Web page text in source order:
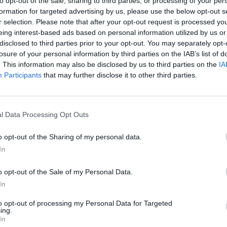
for targeted advertising by us, please use the below opt-out
selection. Please note that after your opt-out request is processed
interest-based ads based on personal information utilized by us
to third parties prior to your opt-out. You may separately
of your personal information by third parties on the IAB’s list of
This information may also be disclosed by us to third parties on the
Participants that may further disclose it to other third parties.
Data Processing Opt Outs
opt-out of the Sharing of my personal data.
opt-out of the Sale of my Personal Data.
opt-out of processing my Personal Data for Targeted
ΛΑΡΙΣΑ
Πλήρης απασχόληση
29/07/2026
Φύλακας - Θυρωρός
Πλήρης απασχόληση
Προσωπικό Ασφαλείας - Υπηρεσίες Καθαριότητας